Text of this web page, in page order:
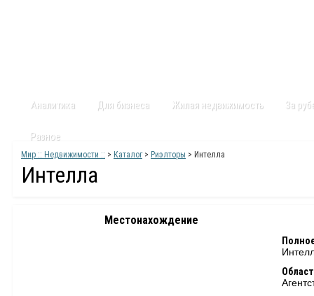
Аналитика Для бизнеса Жилая недвижимость За
Разное
Мир :: Недвижимости :: > Каталог> Риэлторы > Интелла
Интелла
Местонахождение